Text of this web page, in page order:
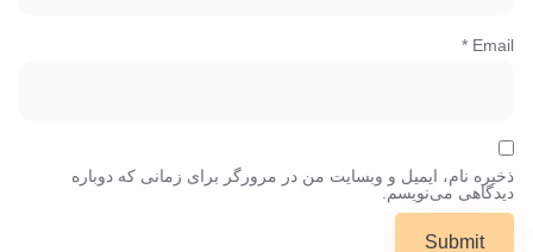
Email
*
ذخیره نام، ایمیل و وبسایت من در مرورگر برای زمانی که دوباره
دیدگاهی می‌نویسم.